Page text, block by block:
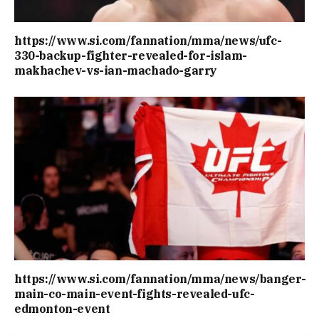
https://www.si.com/fannation/mma/news/ufc-
330-backup-fighter-revealed-for-islam-
makhachev-vs-ian-machado-garry
https://www.si.com/fannation/mma/news/banger-
main-co-main-event-fights-revealed-ufc-
edmonton-event